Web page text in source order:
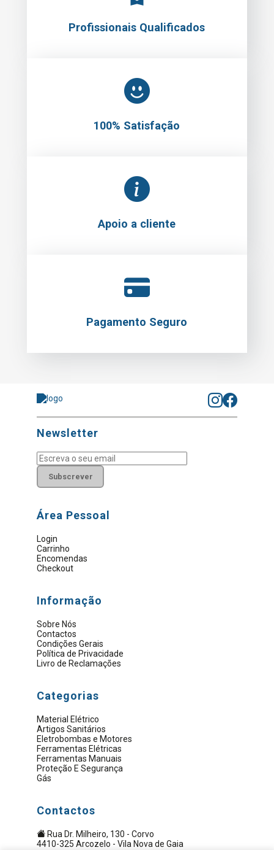
Profissionais Qualificados
100% Satisfação
Apoio a cliente
Pagamento Seguro
Newsletter
Subscrever
Área Pessoal
Login
Carrinho
Encomendas
Checkout
Informação
Sobre Nós
Contactos
Condições Gerais
Política de Privacidade
Livro de Reclamações
Categorias
Material Elétrico
Artigos Sanitários
Eletrobombas e Motores
Ferramentas Elétricas
Ferramentas Manuais
Proteção E Segurança
Gás
Contactos
Rua Dr. Milheiro, 130 - Corvo
4410-325 Arcozelo - Vila Nova de Gaia